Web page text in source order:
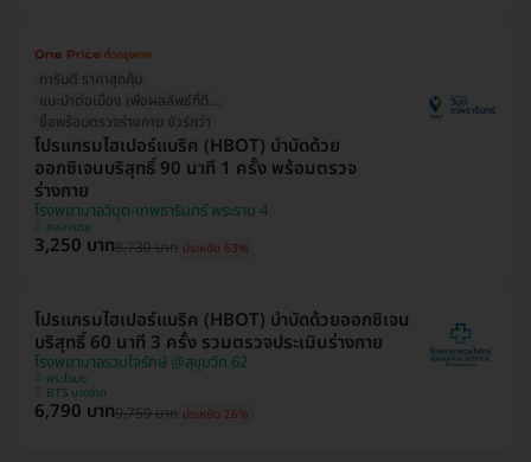
การันตี ราคาสุดคุ้ม
แนะนำต่อเนื่อง เพื่อผลลัพธ์ที่ดีกว่า
ซื้อพร้อมตรวจร่างกาย ชัวร์กว่า
โปรแกรมไฮเปอร์แบริค (HBOT) บำบัดด้วย
ออกซิเจนบริสุทธิ์ 90 นาที 1 ครั้ง พร้อมตรวจ
ร่างกาย
โรงพยาบาลวิมุต-เทพธารินทร์ พระราม 4
คลองเตย
3,250 บาท8,730 บาท ประหยัด 63%
โปรแกรมไฮเปอร์แบริค (HBOT) บำบัดด้วยออกซิเจน
บริสุทธิ์ 60 นาที 3 ครั้ง รวมตรวจประเมินร่างกาย
โรงพยาบาลรวมใจรักษ์ @สุขุมวิท 62
พระโขนง
BTS บางจาก
6,790 บาท9,759 บาท ประหยัด 26%